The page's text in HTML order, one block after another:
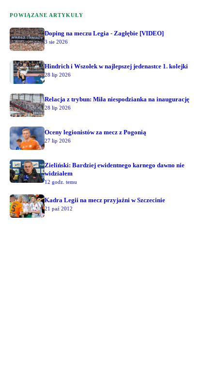
POWIĄZANE ARTYKUŁY
Doping na meczu Legia - Zagłębie [VIDEO]
3 sie 2026
Hindrich i Wszołek w najlepszej jedenastce 1. kolejki
28 lip 2026
Relacja z trybun: Miła niespodzianka na inaugurację
28 lip 2026
Oceny legionistów za mecz z Pogonią
27 lip 2026
Zieliński: Bardziej ewidentnego karnego dawno nie
widziałem
12 godz. temu
Kadra Legii na mecz przyjaźni w Szczecinie
21 paź 2012